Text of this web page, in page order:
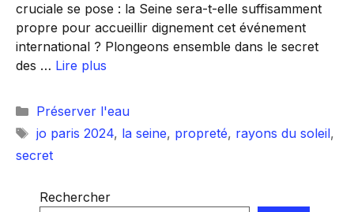
cruciale se pose : la Seine sera-t-elle suffisamment
propre pour accueillir dignement cet événement
international ? Plongeons ensemble dans le secret
des … Lire plus
Catégories
Préserver l'eau
Étiquettes
jo paris 2024, la seine, propreté, rayons du soleil,
secret
Rechercher